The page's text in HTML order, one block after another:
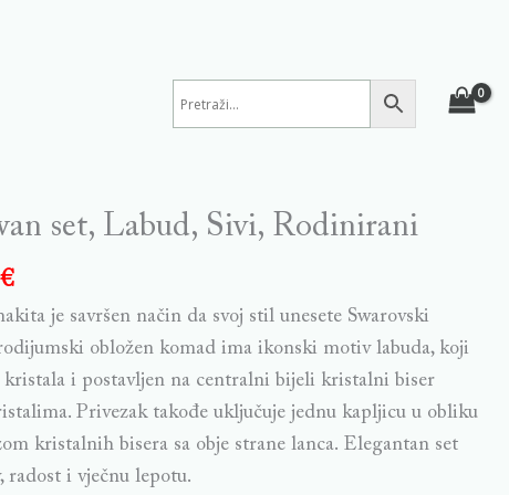
set, Labud, Sivi, Rodinirani
€
je savršen način da svoj stil unesete Swarovski
obložen komad ima ikonski motiv labuda, koji
kristala i postavljen na centralni bijeli kristalni biser
Privezak takođe uključuje jednu kapljicu u obliku
kristalnih bisera sa obje strane lanca. Elegantan set
radost i vječnu lepotu.